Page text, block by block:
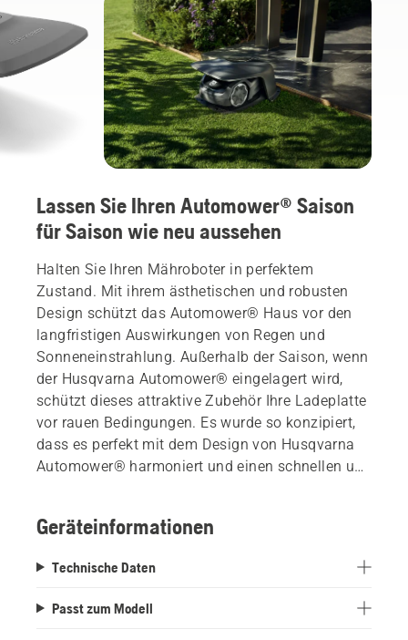
Lassen Sie Ihren Automower® Saison
für Saison wie neu aussehen
Halten Sie Ihren Mähroboter in perfektem
Zustand. Mit ihrem ästhetischen und robusten
Design schützt das Automower® Haus vor den
langfristigen Auswirkungen von Regen und
Sonneneinstrahlung. Außerhalb der Saison, wenn
der Husqvarna Automower® eingelagert wird,
schützt dieses attraktive Zubehör Ihre Ladeplatte
vor rauen Bedingungen. Es wurde so konzipiert,
dass es perfekt mit dem Design von Husqvarna
Automower® harmoniert und einen schnellen und
Geräteinformationen
Technische Daten
Passt zum Modell